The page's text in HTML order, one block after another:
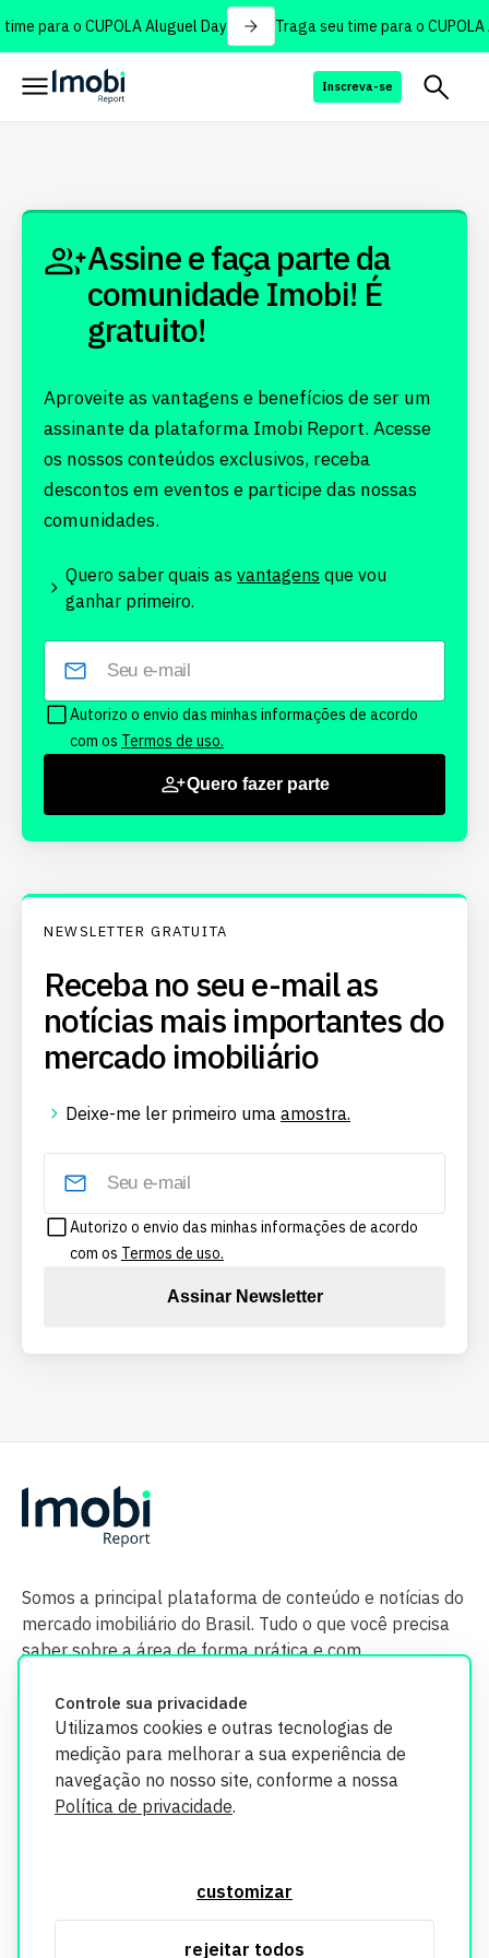
para o CUPOLA Aluguel Day Traga seu time para o CUPOLA
Inscreva-se
Controle sua privacidade
Utilizamos cookies e outras tecnologias de
medição para melhorar a sua experiência de
navegação no nosso site, conforme a nossa
Política de privacidade.
customizar
rejeitar todos
Assine e faça parte da
comunidade Imobi! É
gratuito!
Aproveite as vantagens e benefícios de ser um
assinante da plataforma Imobi Report. Acesse
os nossos conteúdos exclusivos, receba
descontos em eventos e participe das nossas
comunidades.
Quero saber quais as vantagens que vou
ganhar primeiro.
Autorizo o envio das minhas informações de acordo
com os Termos de uso.
Quero fazer parte
NEWSLETTER GRATUITA
Receba no seu e-mail as
notícias mais importantes do
mercado imobiliário
Deixe-me ler primeiro uma amostra.
Autorizo o envio das minhas informações de acordo
com os Termos de uso.
Assinar Newsletter
Somos a principal plataforma de conteúdo e notícias do
mercado imobiliário do Brasil. Tudo o que você precisa
saber sobre a área de forma prática e com
segurança. Todos os dados coletados em nosso site são
utilizados exclusivamente para fins de aprimoramento de
informações, consulte nossa Política de Privacidade.